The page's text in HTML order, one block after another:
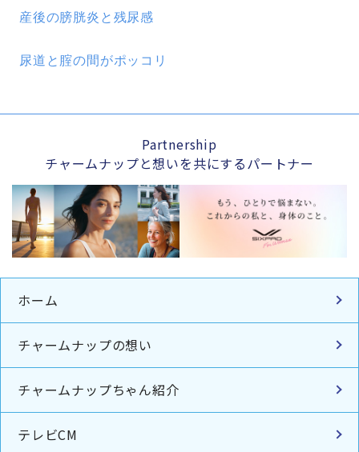
産後の膀胱炎と残尿感
尿道と腟の間がポッコリ
Partnership
チャームナップと想いを共にするパートナー
ホーム
チャームナップの想い
チャームナップちゃん紹介
テレビCM